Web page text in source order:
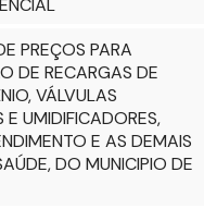
PREÇOS PARA
DE RECARGAS DE
VÁLVULAS
UMIDIFICADORES,
E AS DEMAIS
DO MUNICIPIO DE